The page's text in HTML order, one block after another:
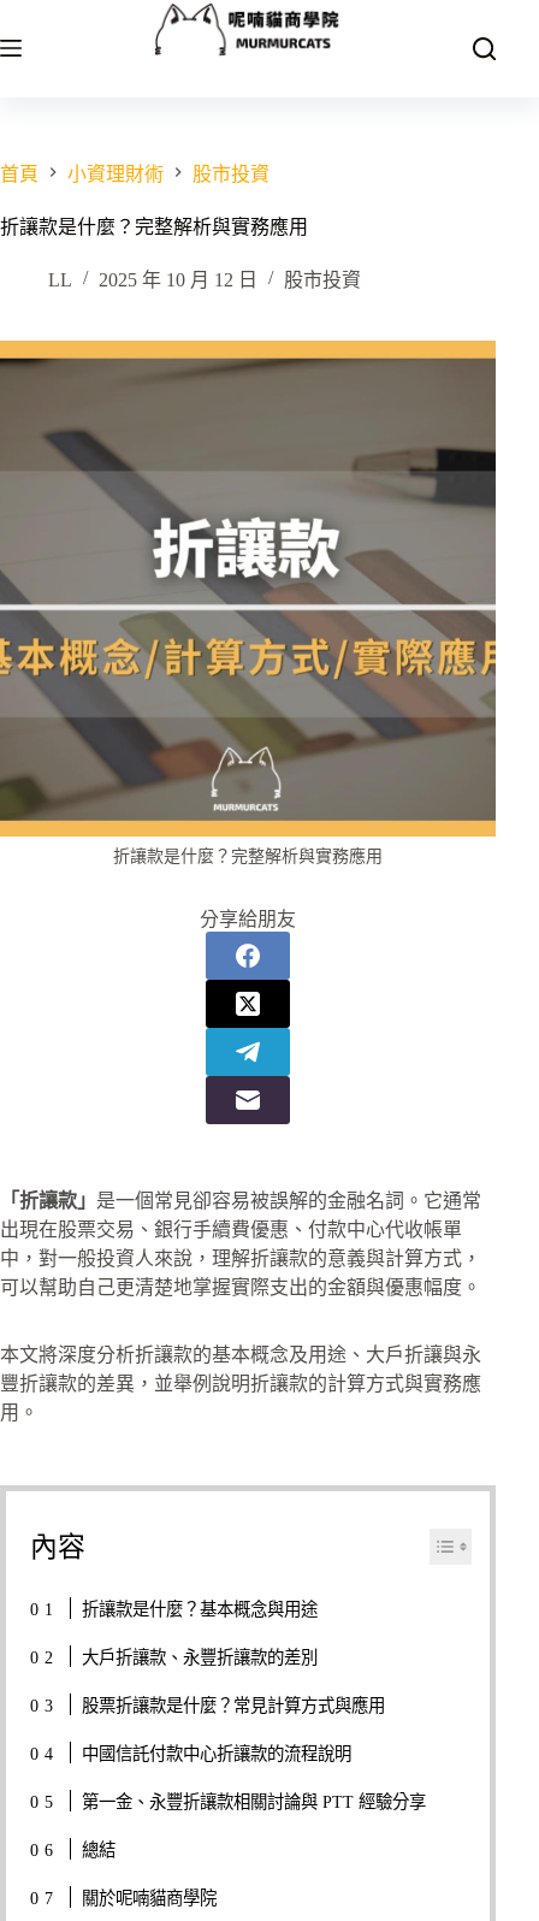
至
容
首頁 小資理財術 股市投資
折讓款是什麼？完整解析與實務應用
LL 2025 年 10 月 12 日 股市投資
折讓款是什麼？完整解析與實務應用
分享給朋友
「折讓款」 是一個常見卻容易被誤解的金融名詞。它通常
出現在股票交易、銀行手續費優惠、付款中心代收帳單
中，對一般投資人來說，理解折讓款的意義與計算方式，
可以幫助自己更清楚地掌握實際支出的金額與優惠幅度。
本文將深度分析折讓款的基本概念及用途、大戶折讓與永
豐折讓款的差異，並舉例說明折讓款的計算方式與實務應
用。
內容
折讓款是什麼？基本概念與用途
大戶折讓款、永豐折讓款的差別
股票折讓款是什麼？常見計算方式與應用
中國信託付款中心折讓款的流程說明
第一金、永豐折讓款相關討論與 PTT 經驗分享
總結
關於呢喃貓商學院